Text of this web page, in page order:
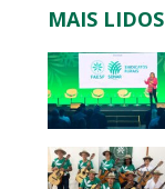
MAIS LIDOS